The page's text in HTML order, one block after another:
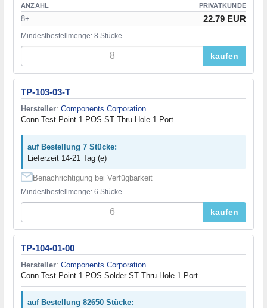
ANZAHL PRIVATKUNDE
8+ 22.79 EUR
Mindestbestellmenge: 8 Stücke
kaufen
TP-103-03-T
Hersteller: Components Corporation
Conn Test Point 1 POS ST Thru-Hole 1 Port
auf Bestellung 7 Stücke:
Lieferzeit 14-21 Tag (e)
Benachrichtigung bei Verfügbarkeit
Mindestbestellmenge: 6 Stücke
kaufen
TP-104-01-00
Hersteller: Components Corporation
Conn Test Point 1 POS Solder ST Thru-Hole 1 Port
auf Bestellung 82650 Stücke: